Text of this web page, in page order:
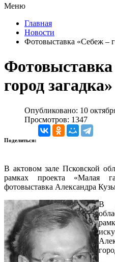
Меню
Главная
Новости
Фотовыставка «Себеж –
город загадка»
Опубликовано: 10
Просмотров: 1347
Поделиться:
В актовом зале Псковской
рамках проекта «Малая
фотовыставка Александра
В